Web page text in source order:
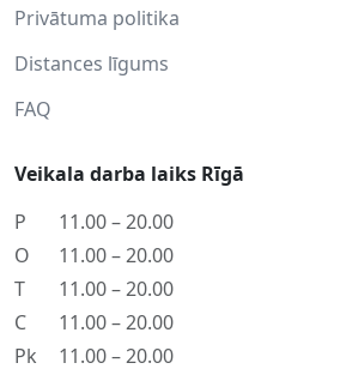
Privātuma politika
Distances līgums
FAQ
Veikala darba laiks Rīgā
P
11.00 – 20.00
O
11.00 – 20.00
T
11.00 – 20.00
C
11.00 – 20.00
Pk
11.00 – 20.00